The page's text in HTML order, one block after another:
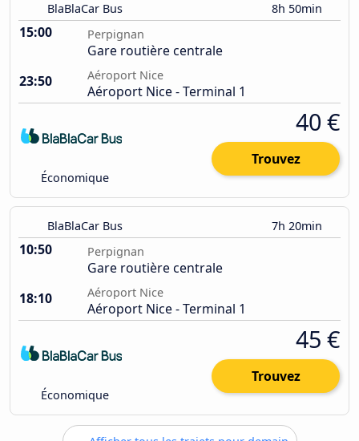
BlaBlaCar Bus 8h 50min
15:00 Perpignan
Gare routière centrale
23:50
Aéroport Nice
Aéroport Nice - Terminal 1
Économique
40 €
Trouvez
BlaBlaCar Bus 7h 20min
10:50 Perpignan
Gare routière centrale
18:10
Aéroport Nice
Aéroport Nice - Terminal 1
Économique
45 €
Trouvez